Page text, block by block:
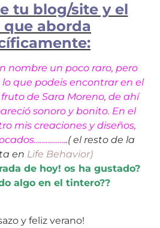
tu blog/site y el
aborda
nombre un poco raro, pero
que podeis encontrar en el
de Sara Moreno, de ahí
sonoro y bonito. En el
mis creaciones y diseños,
.( el resto de la
en Life Behavior)
de hoy! os ha gustado?
algo en el tintero??
y feliz verano!